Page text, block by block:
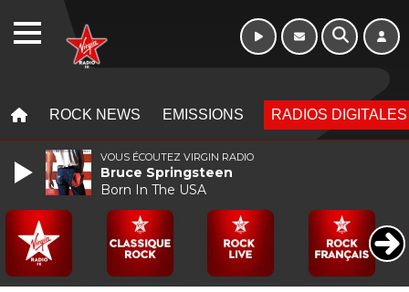
ROCK NEWS EMISSIONS RADIOS DIGITALES
VOUS ÉCOUTEZ VIRGIN RADIO
Bruce Springsteen
Born In The USA
WEBRADIO Morning - 6h à 10h